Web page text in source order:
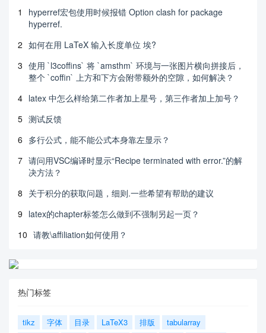
1
hyperref宏包使用时候报错 Option clash for package
hyperref.
2 如何在用 LaTeX 输入长度单位 埃?
3 使用 `l3coffins` 将 `amsthm` 环境与一张图片横向拼接后，
整个 `coffin` 上方和下方会附带额外的空隙，如何解决？
4 latex 中怎么样给第二作者加上星号，第三作者加上加号？
5 测试反馈
6 多行公式，能不能公式本身靠左显示？
7 请问用VSC编译时显示“Recipe terminated with error.”的解
决方法？
8 关于积分的获取问题，细则.一些希望有帮助的建议
9 latex的chapter标签怎么做到不强制另起一页？
10 请教\affiliation如何使用？
热门标签
tikz 字体 目录 LaTeX3 排版
tabularray